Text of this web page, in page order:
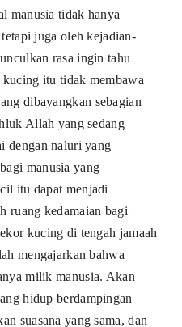
manusia tidak hanya
juga oleh kejadian-
rasa ingin tahu
kucing itu tidak membawa
dibayangkan sebagian
Allah yang sedang
dengan naluri yang
manusia yang
itu dapat menjadi
ruang kedamaian bagi
kucing di tengah jamaah
mengajarkan bahwa
milik manusia. Akan
hidup berdampingan
suasana yang sama, dan